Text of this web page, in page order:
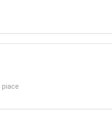
piace